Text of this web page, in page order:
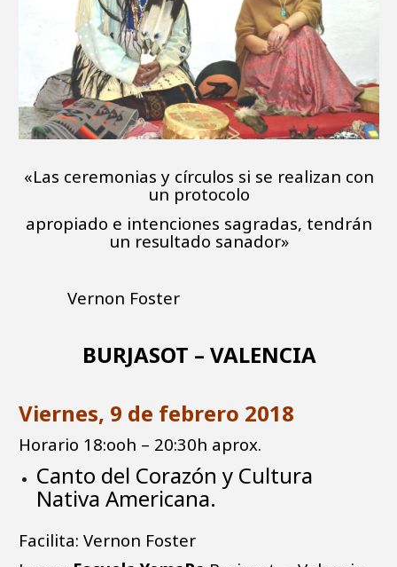
«Las ceremonias y círculos si se realizan con
un protocolo
apropiado e intenciones sagradas, tendrán
un resultado sanador»
Vernon Foster
BURJASOT – VALENCIA
Viernes, 9 de febrero 2018
Horario 18:ooh – 20:30h aprox.
Canto del Corazón y Cultura
Nativa Americana.
Facilita: Vernon Foster